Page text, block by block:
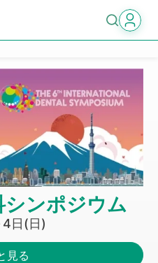
ンポジウム
日(日)
見る